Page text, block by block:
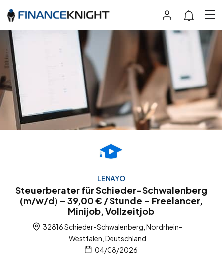
LENAYO
Steuerberater für Schieder-Schwalenberg
(m/w/d) – 39,00 € / Stunde – Freelancer,
Minijob, Vollzeitjob
32816 Schieder-Schwalenberg, Nordrhein-
Westfalen, Deutschland
04/08/2026